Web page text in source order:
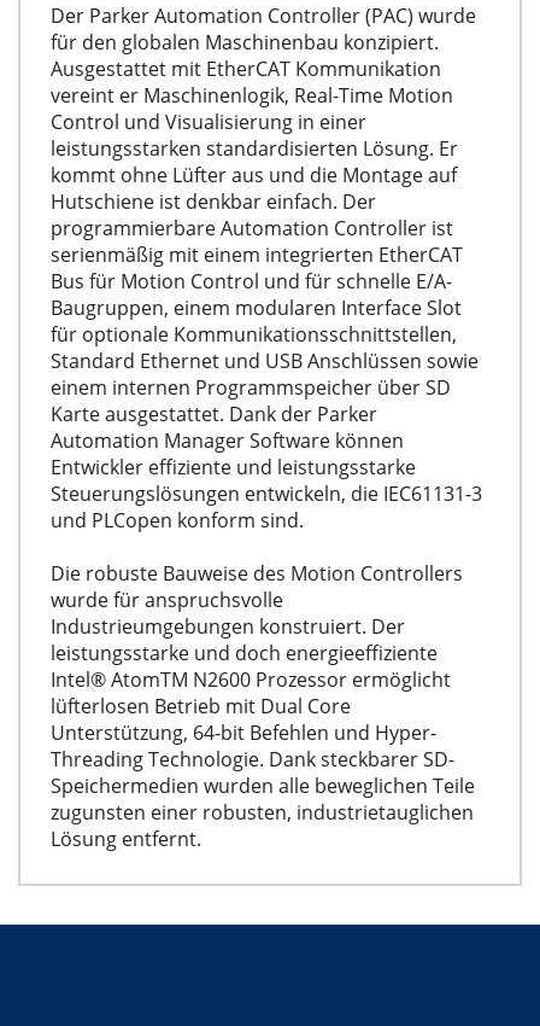
Der Parker Automation Controller (PAC) wurde
für den globalen Maschinenbau konzipiert.
Ausgestattet mit EtherCAT Kommunikation
vereint er Maschinenlogik, Real-Time Motion
Control und Visualisierung in einer
leistungsstarken standardisierten Lösung. Er
kommt ohne Lüfter aus und die Montage auf
Hutschiene ist denkbar einfach. Der
programmierbare Automation Controller ist
serienmäßig mit einem integrierten EtherCAT
Bus für Motion Control und für schnelle E/A-
Baugruppen, einem modularen Interface Slot
für optionale Kommunikationsschnittstellen,
Standard Ethernet und USB Anschlüssen sowie
einem internen Programmspeicher über SD
Karte ausgestattet. Dank der Parker
Automation Manager Software können
Entwickler effiziente und leistungsstarke
Steuerungslösungen entwickeln, die IEC61131-3
und PLCopen konform sind.
Die robuste Bauweise des Motion Controllers
wurde für anspruchsvolle
Industrieumgebungen konstruiert. Der
leistungsstarke und doch energieeffiziente
Intel® AtomTM N2600 Prozessor ermöglicht
lüfterlosen Betrieb mit Dual Core
Unterstützung, 64-bit Befehlen und Hyper-
Threading Technologie. Dank steckbarer SD-
Speichermedien wurden alle beweglichen Teile
zugunsten einer robusten, industrietauglichen
Lösung entfernt.